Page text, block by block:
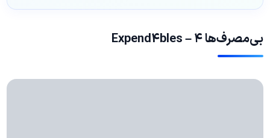
بی‌مصرف‌ها ۴ – Expend4bles